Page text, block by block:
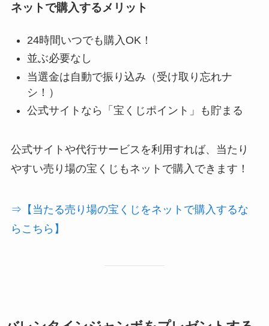
ネットで購入するメリット
24時間いつでも購入OK！
並ぶ必要なし
当選金は自動で振り込み（受け取り忘れナ
シ！）
公式サイトなら「宝くじポイント」も貯まる
公式サイトや代行サービスを利用すれば、当たり
やすい売り場の宝くじもネットで購入できます！
⇒【当たる売り場の宝くじをネットで購入するな
らこちら】